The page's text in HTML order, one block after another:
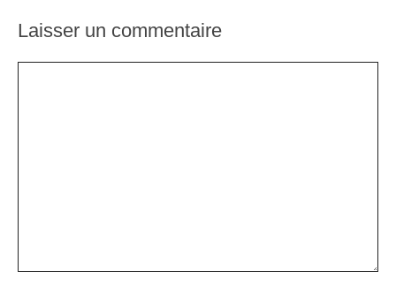
Laisser un commentaire